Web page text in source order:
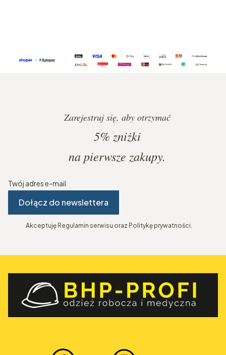
Zarejestruj się, aby otrzymać
5% zniżki
na pierwsze zakupy.
Twój adres e-mail
Dołącz do newslettera
Akceptuję Regulamin serwisu oraz Politykę prywatności.